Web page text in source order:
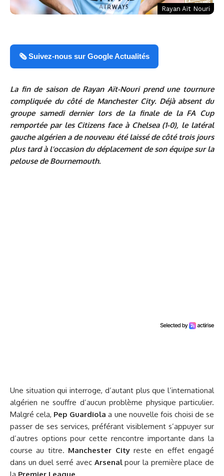
Rayan Aït Nouri
🗞️ Suivez-nous sur Google Actualités
La fin de saison de Rayan Aït-Nouri prend une tournure
compliquée du côté de Manchester City. Déjà absent du
groupe samedi dernier lors de la finale de la FA Cup
remportée par les Citizens face à Chelsea (1-0), le latéral
gauche algérien a de nouveau été laissé de côté trois jours
plus tard à l’occasion du déplacement de son équipe sur la
pelouse de Bournemouth.
Une situation qui interroge, d’autant plus que l’international
algérien ne souffre d’aucun problème physique particulier.
Malgré cela, Pep Guardiola a une nouvelle fois choisi de se
passer de ses services, préférant visiblement s’appuyer sur
d’autres options pour cette rencontre importante dans la
course au titre. Manchester Cityreste en effet engagé
dans un duel serré avec Arsenalpour la première place de